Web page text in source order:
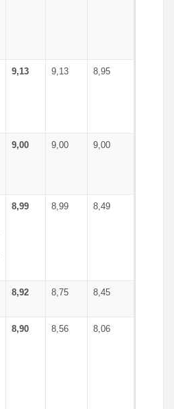
9,13 9,13 8,95
9,00 9,00 9,00
8,99 8,99 8,49
8,92 8,75 8,45
8,90 8,56 8,06